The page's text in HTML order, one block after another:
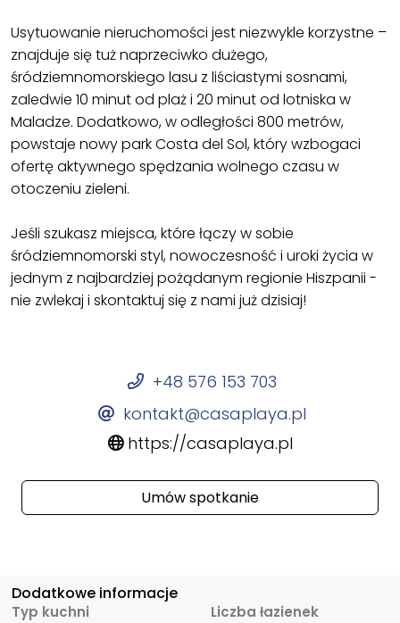
Usytuowanie nieruchomości jest niezwykle korzystne –
znajduje się tuż naprzeciwko dużego,
śródziemnomorskiego lasu z liściastymi sosnami,
zaledwie 10 minut od plaż i 20 minut od lotniska w
Maladze. Dodatkowo, w odległości 800 metrów,
powstaje nowy park Costa del Sol, który wzbogaci
ofertę aktywnego spędzania wolnego czasu w
otoczeniu zieleni.
Jeśli szukasz miejsca, które łączy w sobie
śródziemnomorski styl, nowoczesność i uroki życia w
jednym z najbardziej pożądanym regionie Hiszpanii -
nie zwlekaj i skontaktuj się z nami już dzisiaj!
+48 576 153 703
kontakt@casaplaya.pl
https://casaplaya.pl
Umów spotkanie
Dodatkowe informacje
Typ kuchni
Liczba łazienek